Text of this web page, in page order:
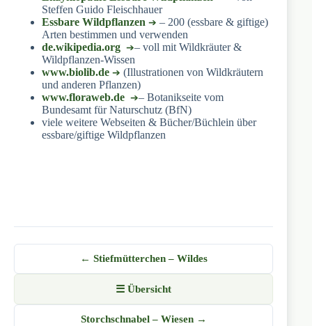
Steffen Guido Fleischhauer
Essbare Wildpflanzen
– 200 (essbare & giftige)
Arten bestimmen und verwenden
de.wikipedia.org
– voll mit Wildkräuter &
Wildpflanzen-Wissen
www.biolib.de
(Illustrationen von Wildkräutern
und anderen Pflanzen)
www.floraweb.de
– Botanikseite vom
Bundesamt für Naturschutz (BfN)
viele weitere Webseiten & Bücher/Büchlein über
essbare/giftige Wildpflanzen
← Stiefmütterchen – Wildes
☰ Übersicht
Storchschnabel – Wiesen →